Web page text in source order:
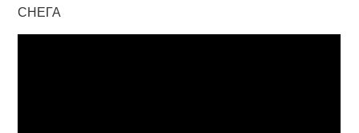
СНЕГА